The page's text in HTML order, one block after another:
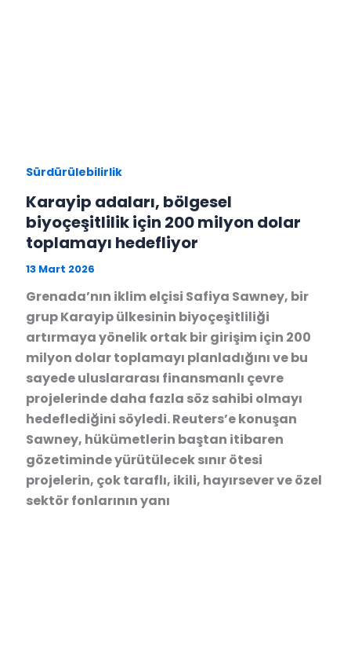
Sürdürülebilirlik
Karayip adaları, bölgesel
biyoçeşitlilik için 200 milyon dolar
toplamayı hedefliyor
13 Mart 2026
Grenada’nın iklim elçisi Safiya Sawney, bir
grup Karayip ülkesinin biyoçeşitliliği
artırmaya yönelik ortak bir girişim için 200
milyon dolar toplamayı planladığını ve bu
sayede uluslararası finansmanlı çevre
projelerinde daha fazla söz sahibi olmayı
hedeflediğini söyledi. Reuters’e konuşan
Sawney, hükümetlerin baştan itibaren
gözetiminde yürütülecek sınır ötesi
projelerin, çok taraflı, ikili, hayırsever ve özel
sektör fonlarının yanı